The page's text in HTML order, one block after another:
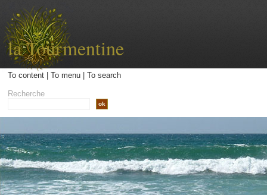
la Tourmentine
To content| To menu| To search
Recherche